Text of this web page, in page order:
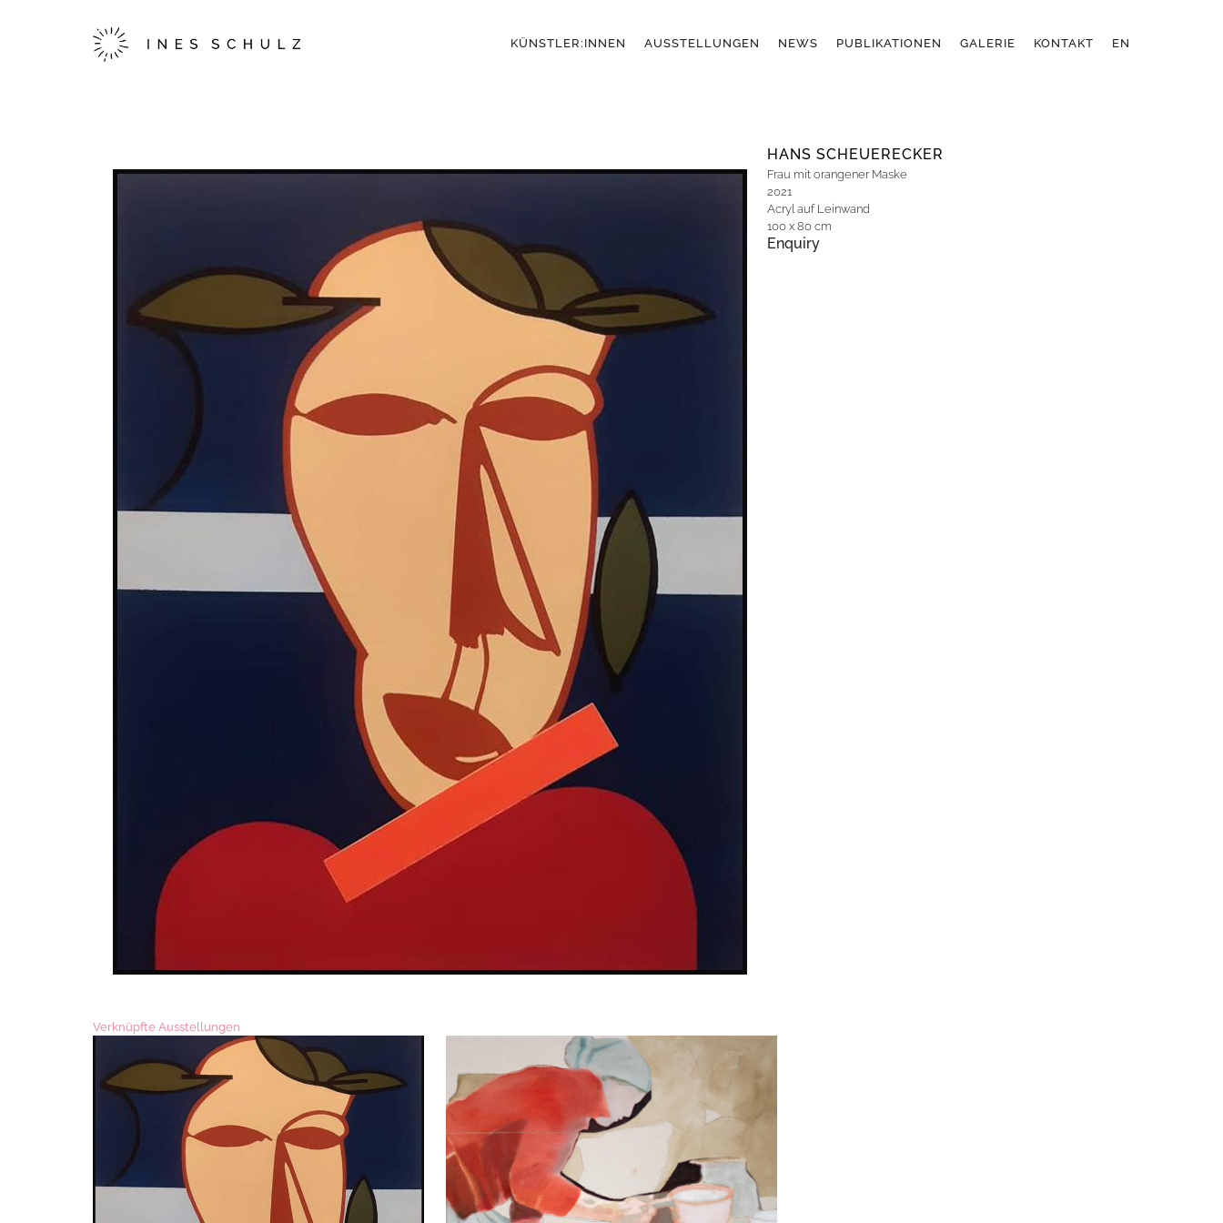
KÜNSTLER:INNEN AUSSTELLUNGEN NEWS PUBLIKATIONEN GALERIE KONTAKT EN
HANS SCHEUERECKER
Frau mit orangener Maske
2021
Acryl auf Leinwand
100 x 80 cm
Enquiry
Verknüpfte Ausstellungen